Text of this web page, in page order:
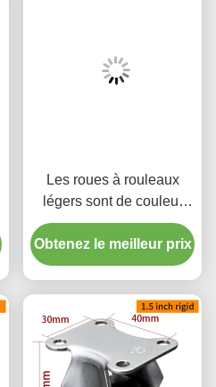
Les roues à rouleaux
légers sont de couleur
jaune, 2 roues à rouleaux
pivotants 262S-86A
Obtenez le meilleur prix